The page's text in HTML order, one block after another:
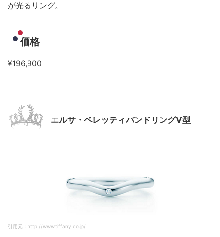
が光るリング。
価格
¥196,900
エルサ・ペレッティバンドリングV型
引用元：http://www.tiffany.co.jp/